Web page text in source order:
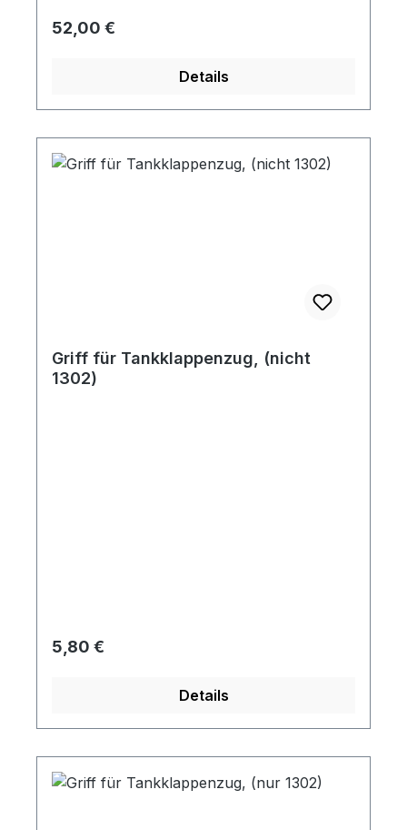
Regulärer Preis:
52,00 €
Details
Griff für Tankklappenzug, (nicht
1302)
Regulärer Preis:
5,80 €
Details